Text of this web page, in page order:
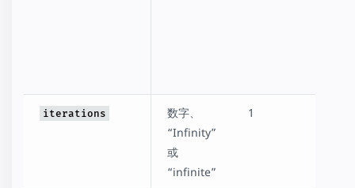
iterations
数字、
“Infinity”
或
“infinite”
1